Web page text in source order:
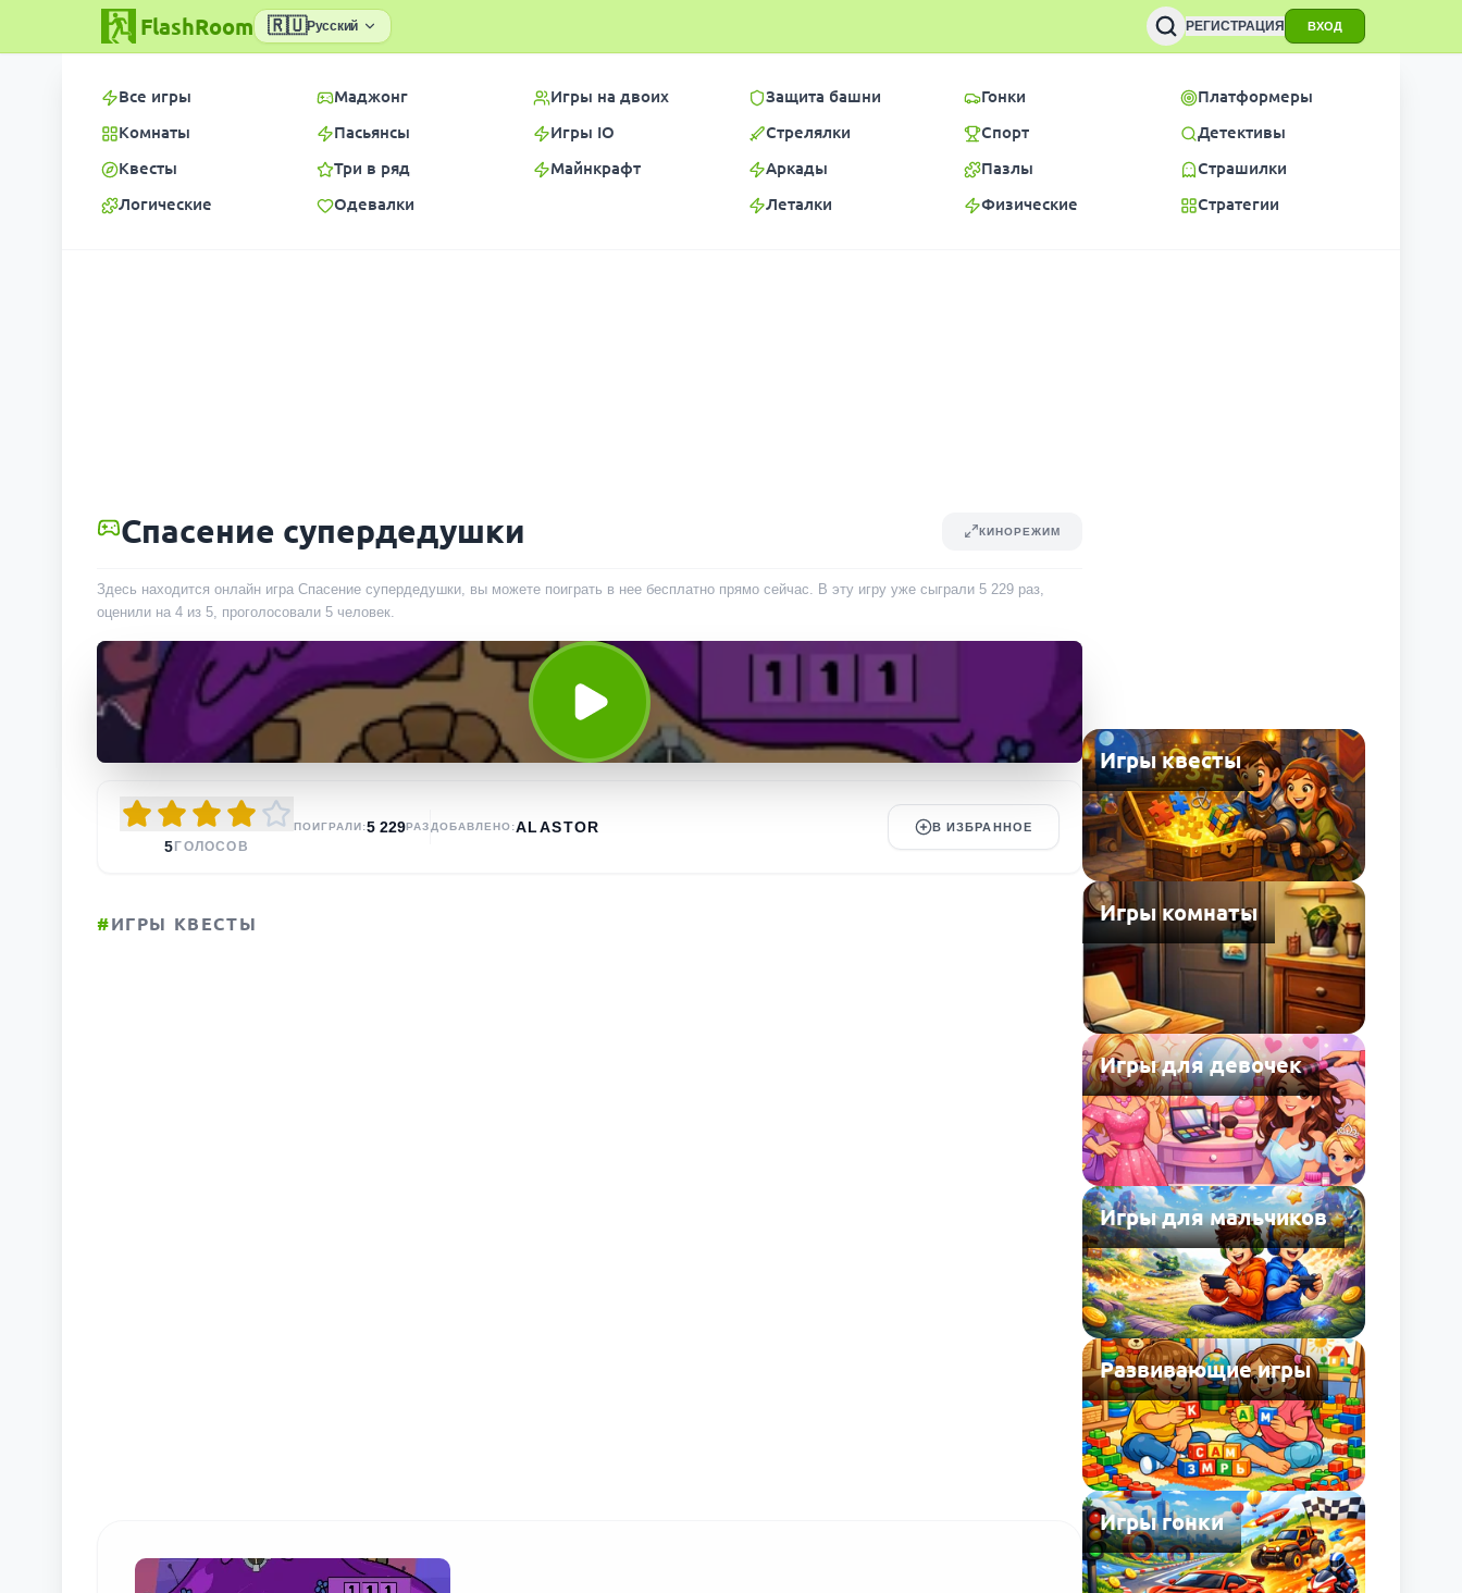
FlashRoom 🇷🇺Русский РЕГИСТРАЦИЯ ВХОД
ПОИСК ИГР
Все игры
Комнаты
Квесты
Логические
Маджонг
Пасьянсы
Три в ряд
Одевалки
Игры на двоих
Игры IO
Майнкрафт
Защита башни
Стрелялки
Аркады
Леталки
Гонки
Спорт
Пазлы
Физические
Платформеры
Детективы
Страшилки
Стратегии
Спасение супердедушки КИНОРЕЖИМ
Здесь находится онлайн игра Спасение супердедушки, вы можете поиграть в нее бесплатно прямо сейчас. В эту игру уже сыграли 5 229 раз,
оценили на 4 из 5, проголосовали 5 человек.
5 ГОЛОСОВ
ПОИГРАЛИ:5 229РАЗ ДОБАВЛЕНО:ALASTOR В ИЗБРАННОЕ
#ИГРЫ КВЕСТЫ
Игры квесты
Игры комнаты
Игры для девочек
Игры для мальчиков
Развивающие игры
Игры гонки